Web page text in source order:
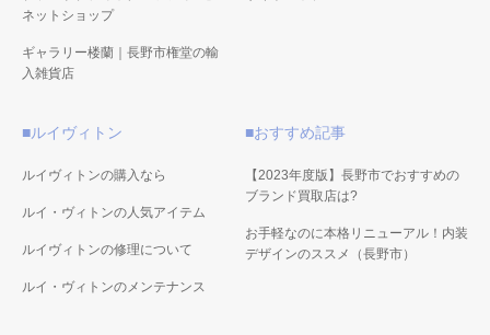
ネットショップ
ギャラリー楼蘭｜長野市権堂の輸
入雑貨店
■ルイヴィトン
ルイヴィトンの購入なら
ルイ・ヴィトンの人気アイテム
ルイヴィトンの修理について
ルイ・ヴィトンのメンテナンス
■おすすめ記事
【2023年度版】長野市でおすすめの
ブランド買取店は?
お手軽なのに本格リニューアル！内装
デザインのススメ（長野市）